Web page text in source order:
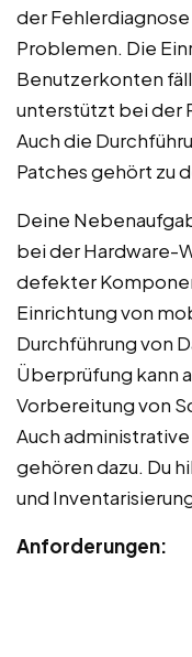
der
Problemen. Die
Benutzerkonten
unterstützt bei der
Auch die
Patches gehört zu
Deine
bei der Hardware-
defekter
Einrichtung von
Durchführung von
Überprüfung kann
Vorbereitung von
Auch
gehören dazu. Du
und
Anforderungen: